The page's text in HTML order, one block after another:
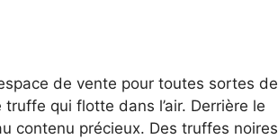
de vente pour toutes sortes de
qui flotte dans l’air. Derrière le
contenu précieux. Des truffes noires